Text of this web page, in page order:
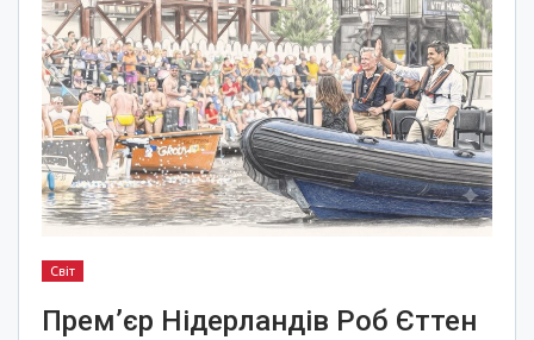
Світ
Прем’єр Нідерландів Роб Єттен